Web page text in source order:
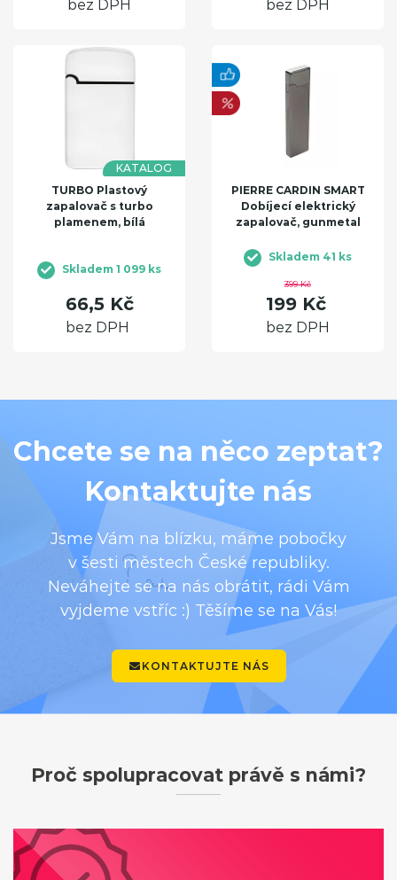
bez DPH bez DPH
KATALOG
TURBO Plastový
zapalovač s turbo
plamenem, bílá
Skladem 1 099 ks
66,5 Kč
bez DPH
PIERRE CARDIN SMART
Dobíjecí elektrický
zapalovač, gunmetal
Skladem 41 ks
399 Kč
199 Kč
bez DPH
Chcete se na něco zeptat?
Kontaktujte nás
Jsme Vám na blízku, máme pobočky
v šesti městech České republiky.
Neváhejte se na nás obrátit, rádi Vám
vyjdeme vstříc :) Těšíme se na Vás!
KONTAKTUJTE NÁS
Proč spolupracovat právě s námi?